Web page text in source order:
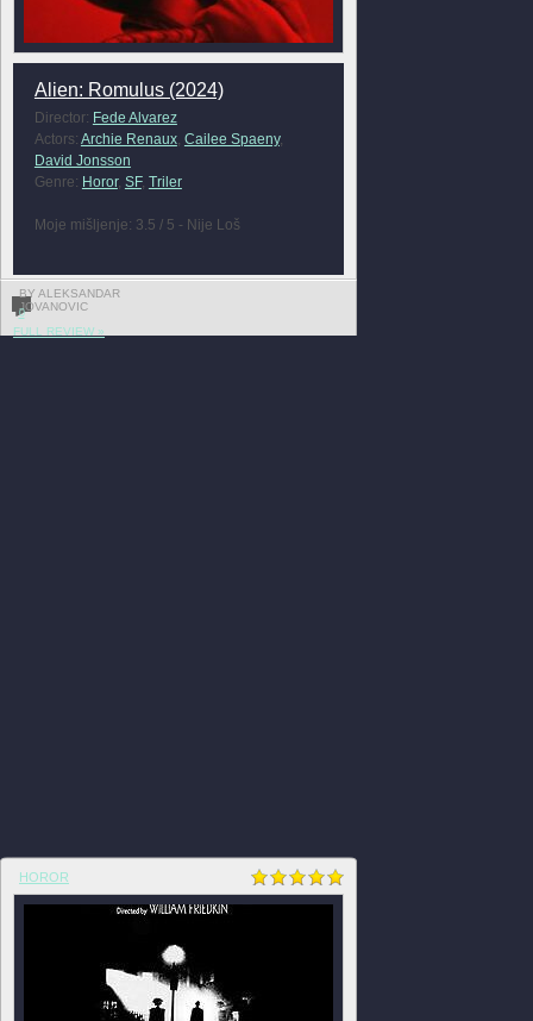
Alien: Romulus (2024)
Director: Fede Alvarez
Actors: Archie Renaux, Cailee Spaeny,
David Jonsson
Genre: Horor, SF, Triler
Moje mišljenje: 3.5 / 5 - Nije Loš
BY ALEKSANDAR
JOVANOVIC
0
FULL REVIEW »
HOROR